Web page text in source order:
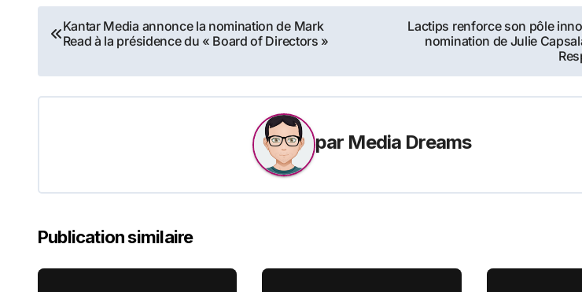
Navigation
l’article
Kantar Media annonce la nomination de Mark
Read à la présidence du « Board of Directors »
Lactips renforce son pôle
nomination de Julie
par Media Dreams
Publication similaire